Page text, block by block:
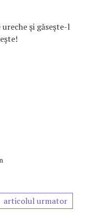
şi găseşte-l
articolul urmator